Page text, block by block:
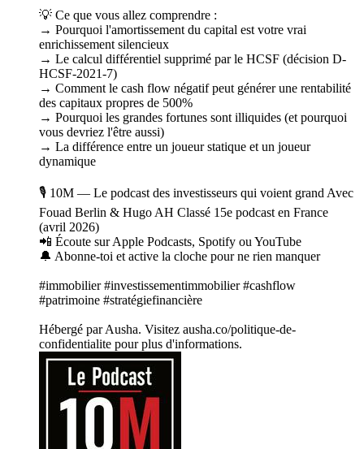
💡 Ce que vous allez comprendre :
→ Pourquoi l'amortissement du capital est votre vrai
enrichissement silencieux
→ Le calcul différentiel supprimé par le HCSF (décision D-
HCSF-2021-7)
→ Comment le cash flow négatif peut générer une rentabilité
des capitaux propres de 500%
→ Pourquoi les grandes fortunes sont illiquides (et pourquoi
vous devriez l'être aussi)
→ La différence entre un joueur statique et un joueur
dynamique
🎙️ 10M — Le podcast des investisseurs qui voient grand Avec
Fouad Berlin & Hugo AH Classé 15e podcast en France
(avril 2026)
📲 Écoute sur Apple Podcasts, Spotify ou YouTube
🔔 Abonne-toi et active la cloche pour ne rien manquer
#immobilier #investissementimmobilier #cashflow
#patrimoine #stratégiefinancière
Hébergé par Ausha. Visitez ausha.co/politique-de-
confidentialite pour plus d'informations.